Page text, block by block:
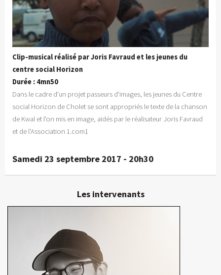
Clip-musical réalisé par Joris Favraud et les jeunes du
centre social Horizon
Durée : 4mn50
Dans le cadre d'un projet passeurs d'images, les jeunes du Centre
social Horizon de Cholet se sont appropriés le texte de la chanson
de Kwal et l'on mis en image, aidés par le réalisateur Joris Favraud
et de l'Association 1.com1
Samedi 23 septembre 2017 - 20h30
Les intervenants
Réalisateur, chef opérateur
En détails